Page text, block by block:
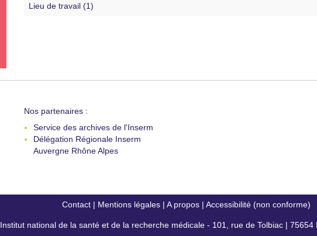
Lieu de travail (1)
Nos partenaires :
Service des archives de l'Inserm
Délégation Régionale Inserm
Auvergne Rhône Alpes
Contact| Mentions légales| A propos| Accessibilité (non conforme)
Institut national de la santé et de la recherche médicale - 101, rue de Tolbiac | 75654